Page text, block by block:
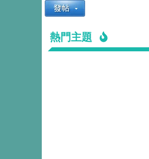
熱門主題